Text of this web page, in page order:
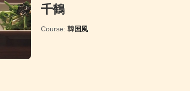
千鶴
Course: 韓国風